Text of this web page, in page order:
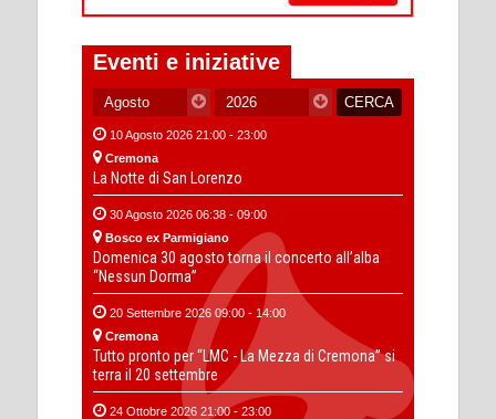
Eventi e iniziative
10 Agosto 2026 21:00 - 23:00
Cremona
La Notte di San Lorenzo
30 Agosto 2026 06:38 - 09:00
Bosco ex Parmigiano
Domenica 30 agosto torna il concerto all’alba
“Nessun Dorma”
20 Settembre 2026 09:00 - 14:00
Cremona
Tutto pronto per “LMC - La Mezza di Cremona” si
terra il 20 settembre
24 Ottobre 2026 21:00 - 23:00